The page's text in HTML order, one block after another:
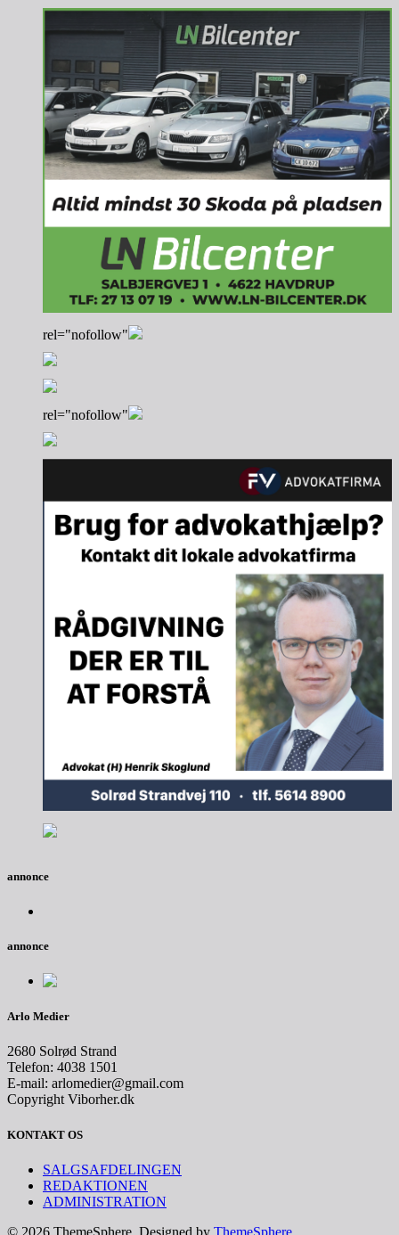
rel="nofollow"
rel="nofollow"
annonce
annonce
Arlo Medier
2680 Solrød Strand
Telefon: 4038 1501
E-mail: arlomedier@gmail.com
Copyright Viborher.dk
KONTAKT OS
SALGSAFDELINGEN
REDAKTIONEN
ADMINISTRATION
© 2026 ThemeSphere. Designed by ThemeSphere